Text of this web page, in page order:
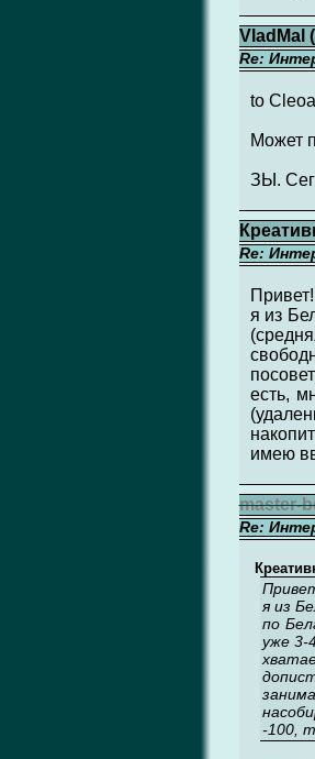
VladMal
Re:
to
Может
ЗЫ.
Re:
я из
есть,
имею
master-
Re:
я из
по
уже 3-
-100,